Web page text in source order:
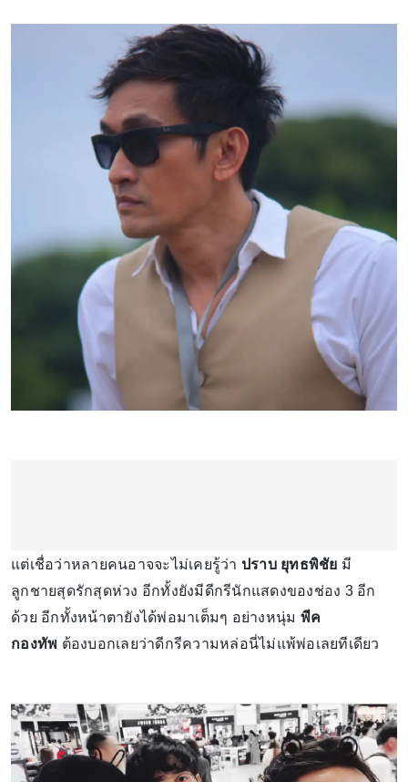
แต่เชื่อว่าหลายคนอาจจะไม่เคยรู้ว่า ปราบ ยุทธพิชัย มี
ลูกชายสุดรักสุดห่วง อีกทั้งยังมีดีกรีนักแสดงของช่อง 3 อีก
ด้วย อีกทั้งหน้าตายังได้พ่อมาเต็มๆ อย่างหนุ่ม พีค
กองทัพ ต้องบอกเลยว่าดีกรีความหล่อนี่ไม่แพ้พ่อเลยทีเดียว